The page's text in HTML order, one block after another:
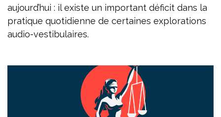
aujourd’hui : il existe un important déficit dans la
pratique quotidienne de certaines explorations
audio-vestibulaires.